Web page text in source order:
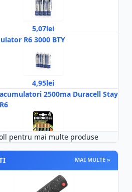
5,07lei
R6 3000 BTY
4,95lei
2500ma Duracell Stay
R6 2500ma GP
pentru mai multe produse
MAI MULTE »